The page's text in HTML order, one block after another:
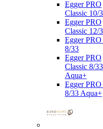
Egger PRO
Classic 10/
Egger PRO
Classic 12/
Egger
8/33
Egger PRO
Classic 8/33
Aqua+
Egger
8/33 Aqua+